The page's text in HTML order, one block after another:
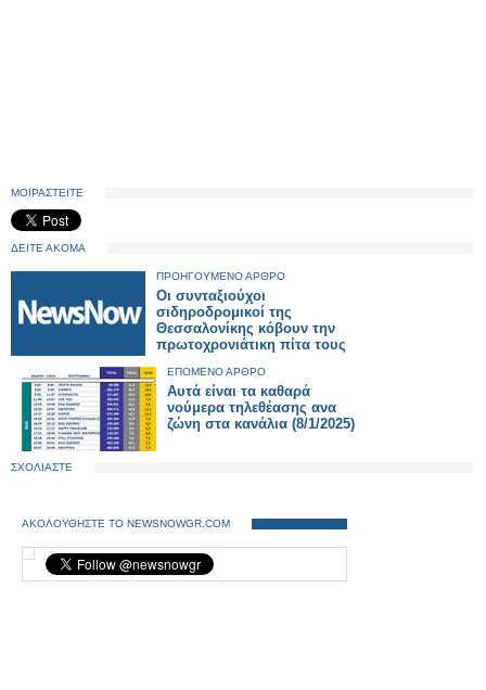
ΜΟΙΡΑΣΤΕΙΤΕ
ΔΕΙΤΕ ΑΚΟΜΑ
ΠΡΟΗΓΟΥΜΕΝΟ ΑΡΘΡΟ
Οι συνταξιούχοι
σιδηροδρομικοί της
Θεσσαλονίκης κόβουν την
πρωτοχρονιάτικη πίτα τους
ΕΠΟΜΕΝΟ ΑΡΘΡΟ
Αυτά είναι τα καθαρά
νούμερα τηλεθέασης ανα
ζώνη στα κανάλια (8/1/2025)
ΣΧΟΛΙΑΣΤΕ
ΑΚΟΛΟΥΘΗΣΤΕ ΤΟ NEWSNOWGR.COM